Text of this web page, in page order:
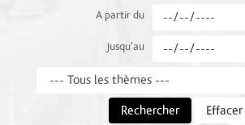
A partir du
Jusqu'au
Rechercher Effacer